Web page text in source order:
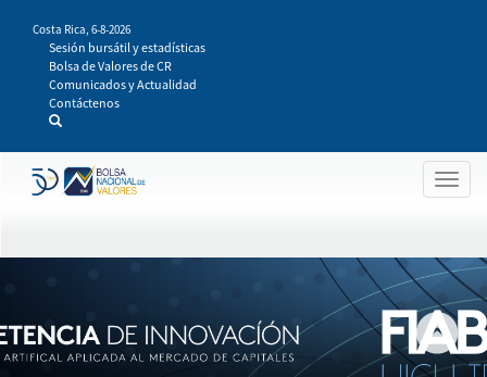
contenido
principal
Costa Rica, 6-8-2026
Sesión bursátil y estadísticas
Bolsa de Valores de CR
Comunicados y Actualidad
Contáctenos